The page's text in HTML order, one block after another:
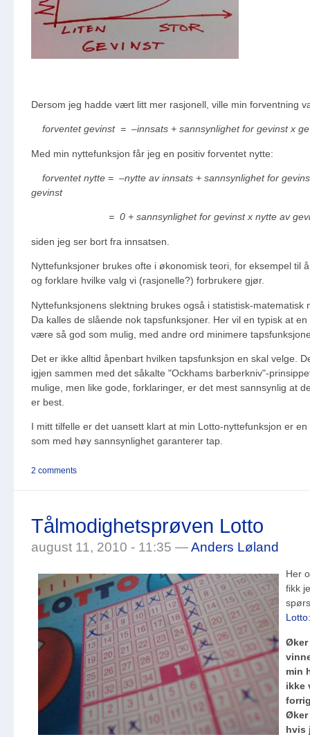
Dersom jeg hadde vært litt mer rasjonell, ville min forventning
forventet gevinst = –innsats + sannsynlighet for gevinst x
Med min nyttefunksjon får jeg en positiv forventet nytte:
forventet nytte = –nytte av innsats + sannsynlighet for
gevinst
= 0 + sannsynlighet for gevinst x nytte av
siden jeg ser bort fra innsatsen.
Nyttefunksjoner brukes ofte i økonomisk teori, for eksempel til
og forklare hvilke valg vi (rasjonelle?) forbrukere gjør.
Nyttefunksjonens slektning brukes også i statistisk-matematisk
Da kalles de slående nok tapsfunksjoner. Her vil en typisk at
være så god som mulig, med andre ord minimere
Det er ikke alltid åpenbart hvilken tapsfunksjon en skal velge.
igjen sammen med det såkalte "Ockhams barberkniv"-
mulige, men like gode, forklaringer, er det mest sannsynlig at
er best.
I mitt tilfelle er det uansett klart at min Lotto-nyttefunksjon er en
som med høy sannsynlighet garanterer tap.
2 comments
Tålmodighetsprøven Lotto
august 11, 2010 - 11:35 —Anders Løland
Her
fikk
Lotto:
Øker
min
ikke
Øker
hvis